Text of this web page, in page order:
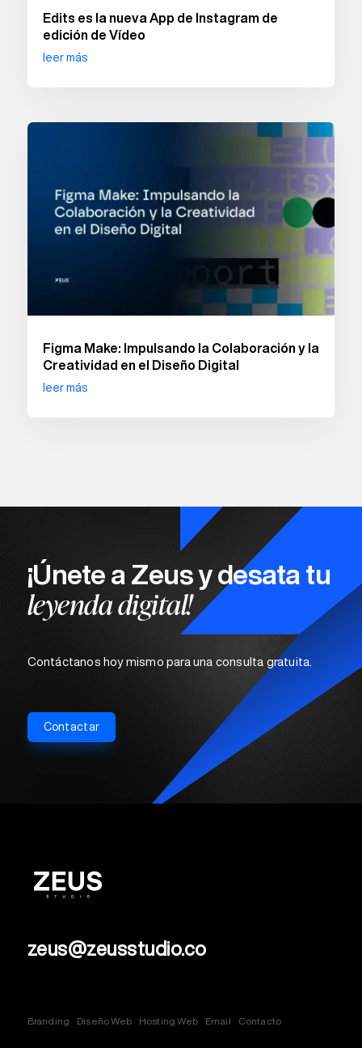
Edits es la nueva App de Instagram de
edición de Vídeo
leer más
Figma Make: Impulsando la Colaboración y la
Creatividad en el Diseño Digital
leer más
¡Únete a Zeus y desata tu
leyenda digital!
Contáctanos hoy mismo para una consulta gratuita.
Contactar
zeus@zeusstudio.co
Branding Diseño Web Hosting Web Email Contacto